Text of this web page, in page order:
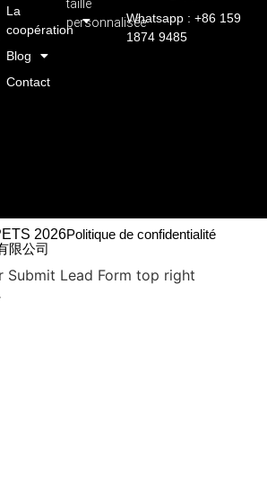
taille
personnalisée
La
coopération
Blog
Contact
Whatsapp : +86 159
1874 9485
2026Politique de confidentialité
限公司
Submit Lead Form top right